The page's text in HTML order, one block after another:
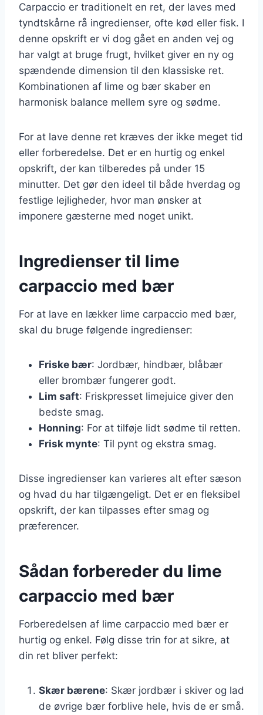
Carpaccio er traditionelt en ret, der laves med
tyndtskårne rå ingredienser, ofte kød eller fisk. I
denne opskrift er vi dog gået en anden vej og
har valgt at bruge frugt, hvilket giver en ny og
spændende dimension til den klassiske ret.
Kombinationen af lime og bær skaber en
harmonisk balance mellem syre og sødme.
For at lave denne ret kræves der ikke meget tid
eller forberedelse. Det er en hurtig og enkel
opskrift, der kan tilberedes på under 15
minutter. Det gør den ideel til både hverdag og
festlige lejligheder, hvor man ønsker at
imponere gæsterne med noget unikt.
Ingredienser til lime
carpaccio med bær
For at lave en lækker lime carpaccio med bær,
skal du bruge følgende ingredienser:
Friske bær: Jordbær, hindbær, blåbær
eller brombær fungerer godt.
Lim saft: Friskpresset limejuice giver den
bedste smag.
Honning: For at tilføje lidt sødme til retten.
Frisk mynte: Til pynt og ekstra smag.
Disse ingredienser kan varieres alt efter sæson
og hvad du har tilgængeligt. Det er en fleksibel
opskrift, der kan tilpasses efter smag og
præferencer.
Sådan forbereder du lime
carpaccio med bær
Forberedelsen af lime carpaccio med bær er
hurtig og enkel. Følg disse trin for at sikre, at
din ret bliver perfekt:
Skær bærene: Skær jordbær i skiver og lad
de øvrige bær forblive hele, hvis de er små.